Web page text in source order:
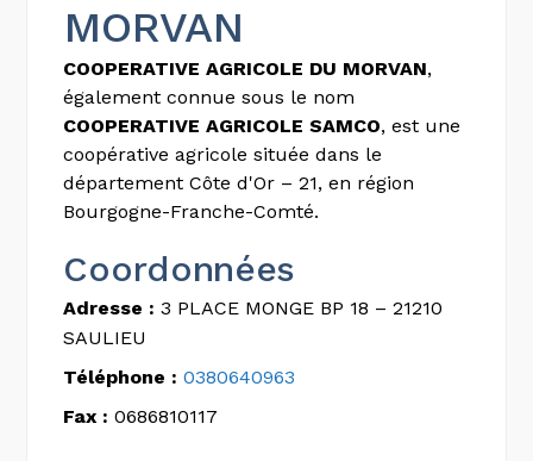
MORVAN
COOPERATIVE AGRICOLE DU MORVAN,
également connue sous le nom
COOPERATIVE AGRICOLE SAMCO, est une
coopérative agricole située dans le
département Côte d'Or – 21, en région
Bourgogne-Franche-Comté.
Coordonnées
Adresse : 3 PLACE MONGE BP 18 – 21210
SAULIEU
Téléphone : 0380640963
Fax : 0686810117